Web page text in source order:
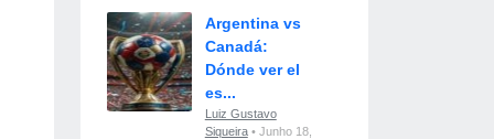
Argentina vs
Canadá:
Dónde ver el
es...
Luiz Gustavo
Siqueira• Junho 18,